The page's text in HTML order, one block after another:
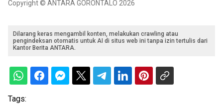
Copyright © ANTARA GORONTALO 2026
Dilarang keras mengambil konten, melakukan crawling atau
pengindeksan otomatis untuk AI di situs web ini tanpa izin tertulis dari
Kantor Berita ANTARA.
Tags: